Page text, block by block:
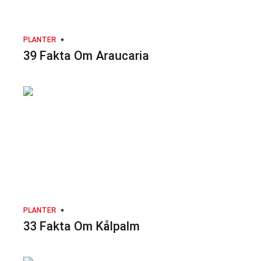
PLANTER
39 Fakta Om Araucaria
PLANTER
33 Fakta Om Kålpalm